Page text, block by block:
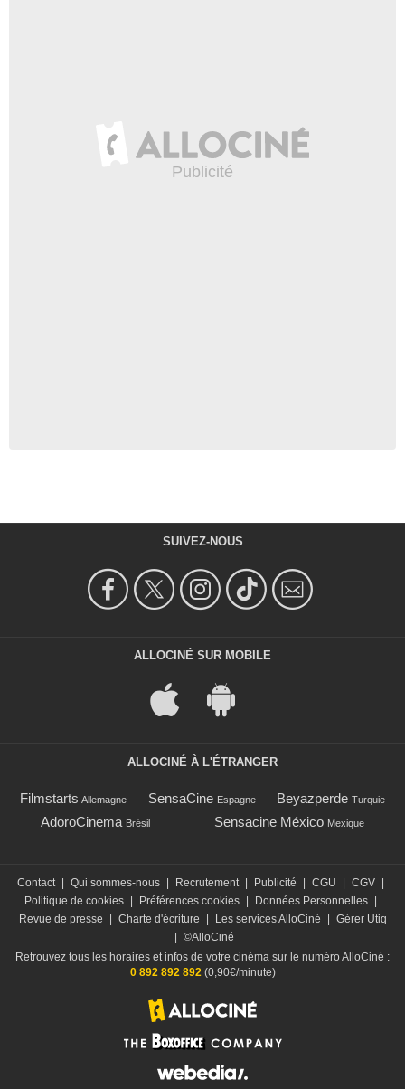
SUIVEZ-NOUS
ALLOCINÉ SUR MOBILE
ALLOCINÉ À L'ÉTRANGER
Filmstarts Allemagne SensaCine Espagne Beyazperde Turquie
AdoroCinema Brésil Sensacine México Mexique
Contact Qui sommes-nous Recrutement Publicité CGU CGV
Politique de cookies
Préférences cookies Données Personnelles
Revue de presse
Charte d'écriture Les services AlloCiné
Gérer Utiq
©AlloCiné
Retrouvez tous les horaires et infos de votre cinéma sur le numéro AlloCiné :
0 892 892 892(0,90€/minute)